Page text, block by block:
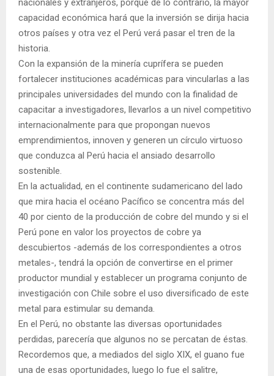
nacionales y extranjeros, porque de lo contrario, la mayor
capacidad económica hará que la inversión se dirija hacia
otros países y otra vez el Perú verá pasar el tren de la
historia.
Con la expansión de la minería cuprífera se pueden
fortalecer instituciones académicas para vincularlas a las
principales universidades del mundo con la finalidad de
capacitar a investigadores, llevarlos a un nivel competitivo
internacionalmente para que propongan nuevos
emprendimientos, innoven y generen un círculo virtuoso
que conduzca al Perú hacia el ansiado desarrollo
sostenible.
En la actualidad, en el continente sudamericano del lado
que mira hacia el océano Pacífico se concentra más del
40 por ciento de la producción de cobre del mundo y si el
Perú pone en valor los proyectos de cobre ya
descubiertos -además de los correspondientes a otros
metales-, tendrá la opción de convertirse en el primer
productor mundial y establecer un programa conjunto de
investigación con Chile sobre el uso diversificado de este
metal para estimular su demanda.
En el Perú, no obstante las diversas oportunidades
perdidas, parecería que algunos no se percatan de éstas.
Recordemos que, a mediados del siglo XIX, el guano fue
una de esas oportunidades, luego lo fue el salitre,